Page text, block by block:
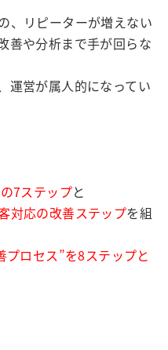
、リピーターが増えない
善や分析まで手が回らな
運営が属人的になってい
7ステップと
対応の改善ステップを組
プロセス”を8ステップと